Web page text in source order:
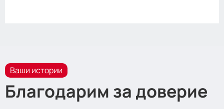
Ваши истории
Благодарим за доверие